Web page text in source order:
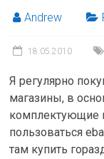
Andrew
18.05.2010
Я регулярно
магазины, в
комплектующие
пользоваться
там купить